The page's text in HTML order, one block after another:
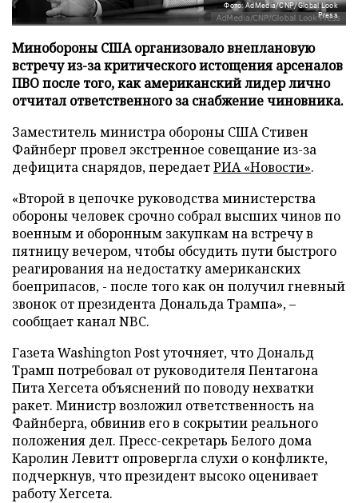
Фото: AdMedia/CNP/Global Look
Press
Минобороны США организовало внеплановую
встречу из-за критического истощения арсеналов
ПВО после того, как американский лидер лично
отчитал ответственного за снабжение чиновника.
Заместитель министра обороны США Стивен
Файнберг провел экстренное совещание из-за
дефицита снарядов, передаетРИА «Новости».
«Второй в цепочке руководства министерства
обороны человек срочно собрал высших чинов по
военным и оборонным закупкам на встречу в
пятницу вечером, чтобы обсудить пути быстрого
реагирования на недостатку американских
боеприпасов, - после того как он получил гневный
звонок от президента Дональда Трампа», –
сообщает канал NBC.
Газета Washington Post уточняет, что Дональд
Трамп потребовал от руководителя Пентагона
Пита Хегсета объяснений по поводу нехватки
ракет. Министр возложил ответственность на
Файнберга, обвинив его в сокрытии реального
положения дел. Пресс-секретарь Белого дома
Каролин Левитт опровергла слухи о конфликте,
подчеркнув, что президент высоко оценивает
работу Хегсета.